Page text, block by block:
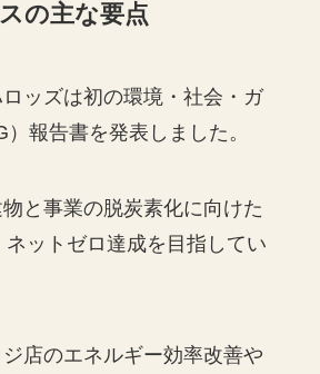
の主な要点
ッズは初の環境・社会・ガ
報告書を発表しました。
と事業の脱炭素化に向けた
ットゼロ達成を目指してい
店のエネルギー効率改善や